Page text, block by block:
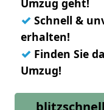
Umzug geht!
✓ Schnell &
erhalten!
✓ Finden Sie
Umzug!